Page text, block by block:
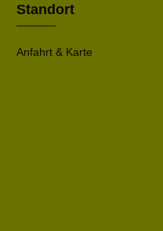
Standort
Anfahrt & Karte